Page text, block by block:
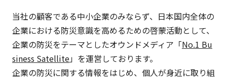
当社の顧客である中小企業のみならず、日本国内全体の
企業における防災意識を高めるための啓蒙活動として、
企業の防災をテーマとしたオウンドメディア「No.1 Bu
siness Satellite」を運営しております。
企業の防災に関する情報をはじめ、個人が身近に取り組